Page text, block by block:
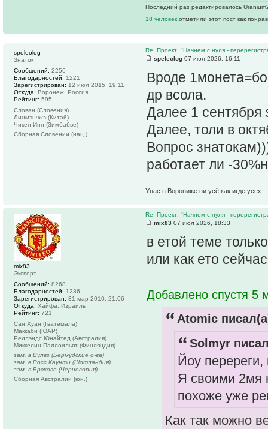
Последний раз редактировалось
18 человек отметили этот пост как
Re: Проект: "Начнем с нуля -
speleolog 07 июл 2026, 16:11
Вроде
др всола.
Далее 1 сентября
Далее, толи в
Вопрос
работает ли -
Унас в Ворониже ни усё как игде усех.
speleolog
Знаток
Сообщений: 2256
Благодарностей: 1221
Зарегистрирован: 12 июл 2015, 19:11
Откуда: Воронеж, Россия
Рейтинг: 595
Слован (Словения)
Линмэнчжэ (Китай)
Чикен Инн (Зимбабве)
Сборная Словении (нац.)
Re: Проект: "Начнем с нуля -
mix83 07 июл 2026, 18:33
в етой теме
или как ето
Добавлено спустя 5
Atomic
Solmyr
Йоу
Я своими 2мя
похоже уже
Как так можно
mix83
Эксперт
Сообщений: 8268
Благодарностей: 1236
Зарегистрирован: 31 мар 2010, 21:06
Откуда: Хайфа, Израиль
Рейтинг: 721
Сан Хуан (Гватемала)
Маккаби (ЮАР)
Редлэндс Юнайтед (Австралия)
Миккелин Паллоильят (Финляндия)
зам. в Вулвз (Бермудские о-ва)
зам. в Росс Каунти (Шотландия)
зам. в Брсково (Черногория)
Сборная Австралии (юн.)